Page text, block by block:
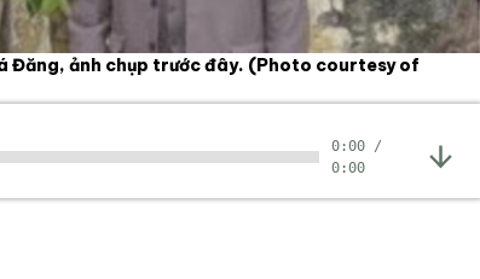
Đăng, ảnh chụp trước đây. (Photo courtesy of
0:00 /
0:00